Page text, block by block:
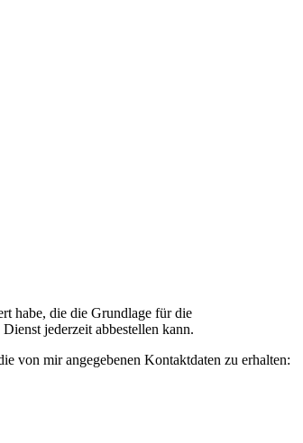
habe, die die Grundlage für die
jederzeit abbestellen kann.
von mir angegebenen Kontaktdaten zu erhalten: